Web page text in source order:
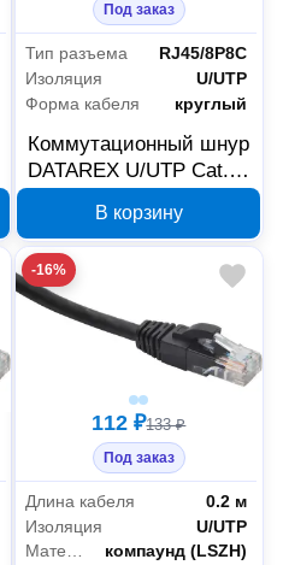
Под заказ
Тип разъема
RJ45/8P8C
Изоляция
U/UTP
Форма кабеля
круглый
Коммутационный шнур
DATAREX U/UTP Cat.5e
черный DR-181907
В корзину
-16%
112 ₽133 ₽
Под заказ
Длина кабеля
0.2 м
Изоляция
U/UTP
Материал оболочки
компаунд (LSZH)